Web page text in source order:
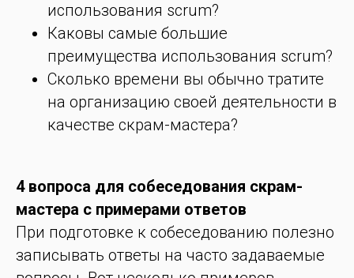
использования scrum?
Каковы самые большие
преимущества использования scrum?
Сколько времени вы обычно тратите
на организацию своей деятельности в
качестве скрам-мастера?
4 вопроса для собеседования скрам-
мастера с примерами ответов
При подготовке к собеседованию полезно
записывать ответы на часто задаваемые